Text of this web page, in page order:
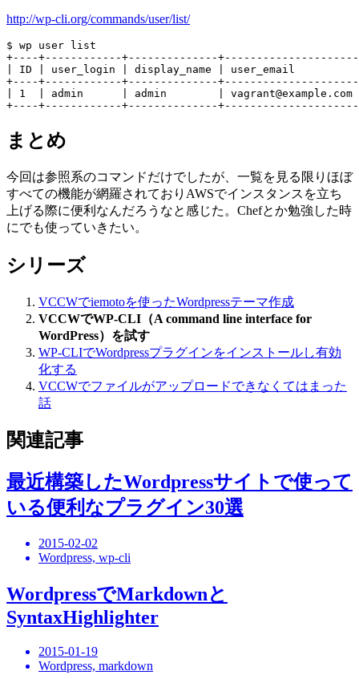
http://wp-cli.org/commands/user/list/
$ wp user list
+----+------------+--------------
| ID | user_login | display_name | user_email
+----+------------+--------------
| 1  | admin      | admin        |
まとめ
今回は参照系のコマンドだけでしたが、一覧を見る限りほぼ
すべての機能が網羅されておりAWSでインスタンスを立ち
上げる際に便利なんだろうなと感じた。Chefとか勉強した時
にでも使っていきたい。
シリーズ
VCCWでiemotoを使ったWordpressテーマ作成
VCCWでWP-CLI（A command line interface for
WordPress）を試す
WP-CLIでWordpressプラグインをインストールし有効
化する
VCCWでファイルがアップロードできなくてはまった
話
関連記事
最近構築したWordpressサイトで使って
いる便利なプラグイン30選
2015-02-02
Wordpress, wp-cli
WordpressでMarkdownと
SyntaxHighlighter
2015-01-19
Wordpress, markdown